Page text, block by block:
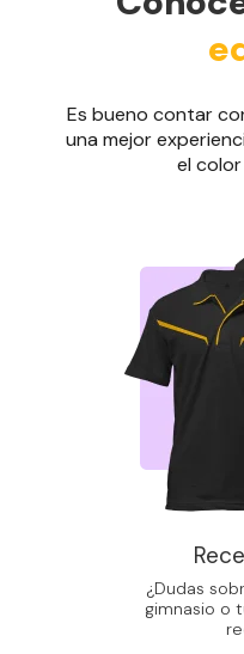
Es bueno contar
una mejor
el
¿Dudas
gimnasio o